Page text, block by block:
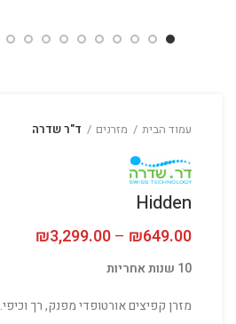
עד
עמוד הבית מזרנים ד"ר שדרה
Hidden
₪649.00
–
₪3,299.00
10 שנות אחריות
מזרן קפיצים אורטופדי מפנק, רך וכיפי.